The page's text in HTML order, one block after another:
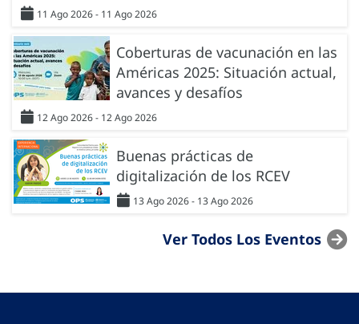
11 Ago 2026 - 11 Ago 2026
Coberturas de vacunación en las
Américas 2025: Situación actual,
avances y desafíos
12 Ago 2026 - 12 Ago 2026
Buenas prácticas de
digitalización de los RCEV
13 Ago 2026 - 13 Ago 2026
Ver Todos Los Eventos